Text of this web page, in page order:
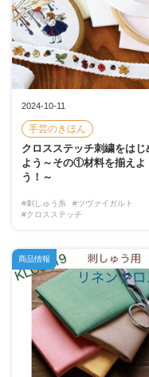
2024-10-11
手芸のきほん
クロスステッチ刺繍をはじ
よう～その①材料を揃えよ
う！～
#刺しゅう糸
#ツヴァイガルト
#クロスステッチ
商品情報